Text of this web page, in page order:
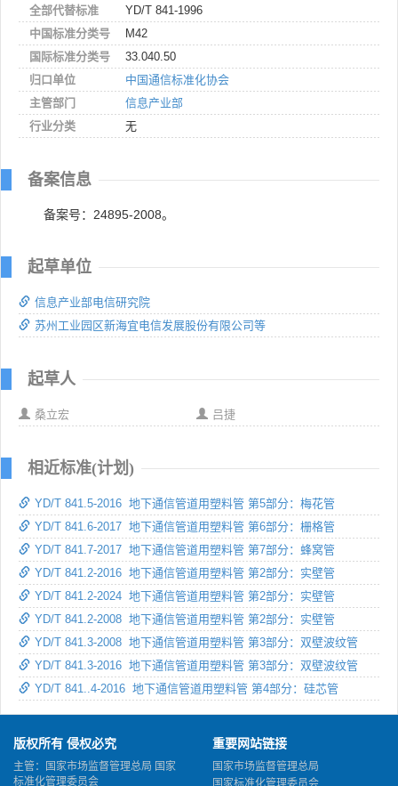
全部代替标准
YD/T 841-1996
中国标准分类号
M42
国际标准分类号
33.040.50
归口单位
中国通信标准化协会
主管部门
信息产业部
行业分类
无
备案信息
备案号：24895-2008。
起草单位
信息产业部电信研究院
苏州工业园区新海宜电信发展股份有限公司等
起草人
桑立宏 吕捷
相近标准(计划)
YD/T 841.5-2016 地下通信管道用塑料管 第5部分：梅花管
YD/T 841.6-2017 地下通信管道用塑料管 第6部分：栅格管
YD/T 841.7-2017 地下通信管道用塑料管 第7部分：蜂窝管
YD/T 841.2-2016 地下通信管道用塑料管 第2部分：实壁管
YD/T 841.2-2024 地下通信管道用塑料管 第2部分：实壁管
YD/T 841.2-2008 地下通信管道用塑料管 第2部分：实壁管
YD/T 841.3-2008 地下通信管道用塑料管 第3部分：双壁波纹管
YD/T 841.3-2016 地下通信管道用塑料管 第3部分：双壁波纹管
YD/T 841..4-2016 地下通信管道用塑料管 第4部分：硅芯管
版权所有 侵权必究
主管：国家市场监督管理总局 国家
标准化管理委员会
重要网站链接
国家市场监督管理总局
国家标准化管理委员会